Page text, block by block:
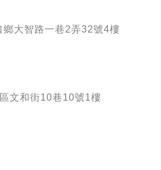
大智路一巷2弄32號4樓
文和街10巷10號1樓